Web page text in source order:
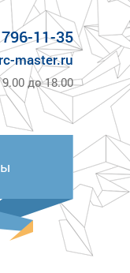
11-35
master.ru
до 18.00